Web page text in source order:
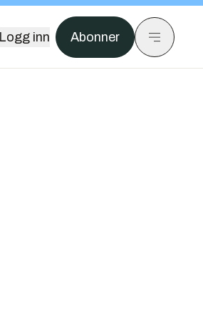
Logg inn Abonner